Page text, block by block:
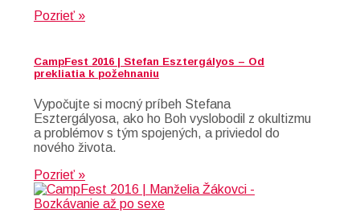
Pozrieť »
CampFest 2016 | Stefan Esztergályos – Od
prekliatia k požehnaniu
Vypočujte si mocný príbeh Stefana
Esztergályosa, ako ho Boh vyslobodil z okultizmu
a problémov s tým spojených, a priviedol do
nového života.
Pozrieť »